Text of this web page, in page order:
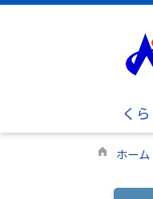
く
ホーム